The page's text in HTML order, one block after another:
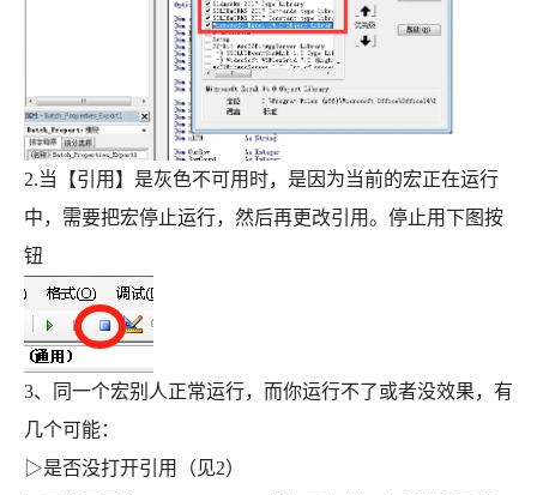
2.当【引用】是灰色不可用时，是因为当前的宏正在运行
中，需要把宏停止运行，然后再更改引用。停止用下图按
钮
3、同一个宏别人正常运行，而你运行不了或者没效果，有
几个可能：
▷是否没打开引用（见2）